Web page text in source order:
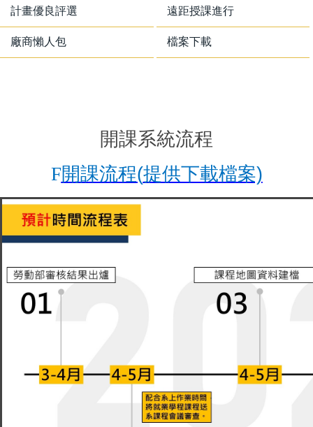
計畫優良評選 遠距授課進行
廠商懶人包 檔案下載
開課系統流程
F開課流程(提供下載檔案)